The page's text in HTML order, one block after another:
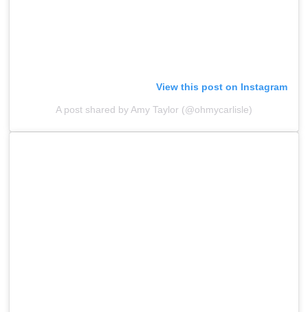
View this post on Instagram
A post shared by Amy Taylor (@ohmycarlisle)